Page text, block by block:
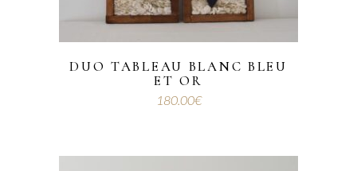
DUO TABLEAU BLANC BLEU
ET OR
180.00€